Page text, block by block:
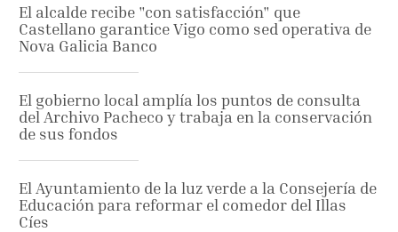
El alcalde recibe "con satisfacción" que
Castellano garantice Vigo como sed operativa de
Nova Galicia Banco
El gobierno local amplía los puntos de consulta
del Archivo Pacheco y trabaja en la conservación
de sus fondos
El Ayuntamiento de la luz verde a la Consejería de
Educación para reformar el comedor del Illas
Cíes